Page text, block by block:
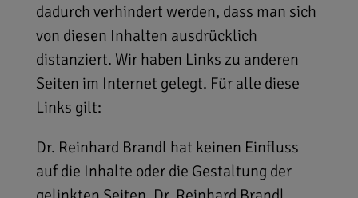
dadurch verhindert werden, dass man sich
von diesen Inhalten ausdrücklich
distanziert. Wir haben Links zu anderen
Seiten im Internet gelegt. Für alle diese
Links gilt:
Dr. Reinhard Brandl hat keinen Einfluss
auf die Inhalte oder die Gestaltung der